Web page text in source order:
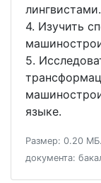
лингвистами.
4. Изучить
5.
языке.
Размер: 0.20 МБ.
документа: